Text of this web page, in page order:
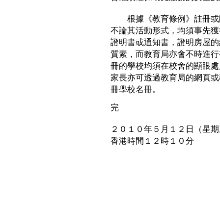
根據《教育條例》註冊或
不論其活動形式，均須事先
證明書或通知書，證明房屋
質素，而教育局亦會不時進
冊的學校均須在校舍的顯眼
家長亦可透過教育局的網頁
冊學校名冊。
完
２０１０年５月１２日（星
香港時間１２時１０分